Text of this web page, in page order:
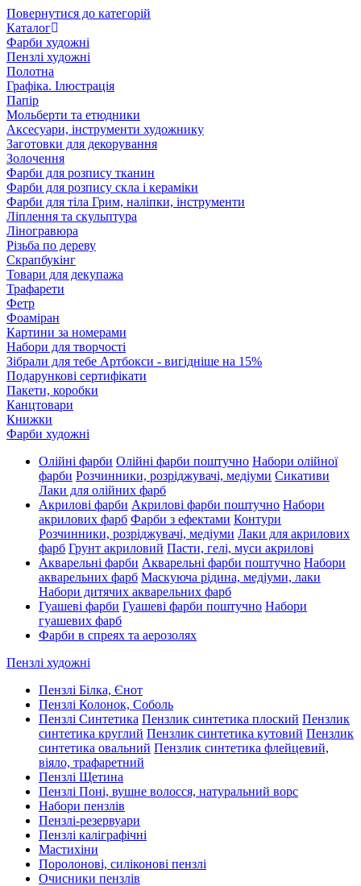
Повернутися до категорій
Каталог
Фарби художні
Пензлі художні
Полотна
Графіка. Ілюстрація
Папір
Мольберти та етюдники
Аксесуари, інструменти художнику
Заготовки для декорування
Золочення
Фарби для розпису тканин
Фарби для розпису скла і кераміки
Фарби для тіла Грим, наліпки, інструменти
Ліплення та скульптура
Ліногравюра
Різьба по дереву
Скрапбукінг
Товари для декупажа
Трафарети
Фетр
Фоаміран
Картини за номерами
Набори для творчості
Зібрали для тебе Артбокси - вигідніше на 15%
Подарункові сертифікати
Пакети, коробки
Канцтовари
Книжки
Фарби художні
Олійні фарби Олійні фарби поштучно Набори олійної
фарби Розчинники, розріджувачі, медіуми Сикативи
Лаки для олійних фарб
Акрилові фарби Акрилові фарби поштучно Набори
акрилових фарб Фарби з ефектами Контури
Розчинники, розріджувачі, медіуми Лаки для акрилових
фарб Грунт акриловий Пасти, гелі, муси акрилові
Акварельні фарби Акварельні фарби поштучно Набори
акварельних фарб Маскуюча рідина, медіуми, лаки
Набори дитячих акварельних фарб
Гуашеві фарби Гуашеві фарби поштучно Набори
гуашевих фарб
Фарби в спреях та аерозолях
Пензлі художні
Пензлі Білка, Єнот
Пензлі Колонок, Соболь
Пензлі Синтетика Пензлик синтетика плоский Пензлик
синтетика круглий Пензлик синтетика кутовий Пензлик
синтетика овальний Пензлик синтетика флейцевий,
віяло, трафаретний
Пензлі Щетина
Пензлі Поні, вушне волосся, натуральний ворс
Набори пензлів
Пензлі-резервуари
Пензлі каліграфічні
Мастихіни
Поролонові, силіконові пензлі
Очисники пензлів